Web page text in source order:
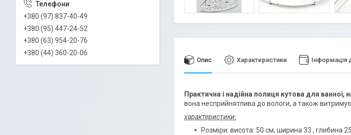
Опис Характеристики Інформація
Практична і надійна полиця кутова для ванної,
вона несприйнятлива до вологи, а також
характеристики:
Розміри: висота: 50 см, ширина 33 , глибина
+380 (97) 837-40-49
+380 (95) 447-24-52
+380 (63) 954-20-76
+380 (44) 360-20-06